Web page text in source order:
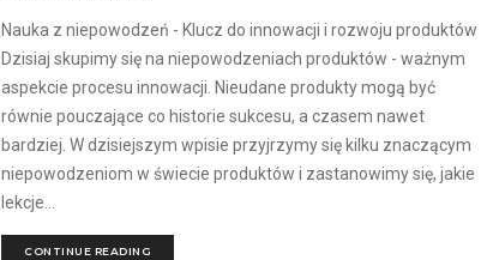
Nauka z niepowodzeń - Klucz do innowacji i rozwoju produktów
Dzisiaj skupimy się na niepowodzeniach produktów - ważnym
aspekcie procesu innowacji. Nieudane produkty mogą być
równie pouczające co historie sukcesu, a czasem nawet
bardziej. W dzisiejszym wpisie przyjrzymy się kilku znaczącym
niepowodzeniom w świecie produktów i zastanowimy się, jakie
lekcje...
CONTINUE READING